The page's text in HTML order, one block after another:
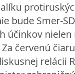
bude Smer-SD
účinkov nielen
červenú čiaru
relácii